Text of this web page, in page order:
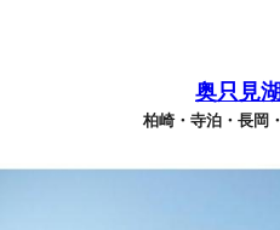
奥只見
柏崎・寺泊・長岡